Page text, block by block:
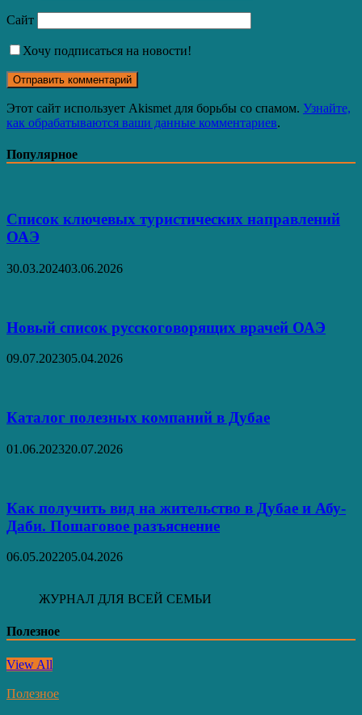
Сайт
Хочу подписаться на новости!
Этот сайт использует Akismet для борьбы со спамом. Узнайте,
как обрабатываются ваши данные комментариев.
Популярное
Список ключевых туристических направлений
ОАЭ
30.03.202403.06.2026
Новый список русскоговорящих врачей ОАЭ
09.07.202305.04.2026
Каталог полезных компаний в Дубае
01.06.202320.07.2026
Как получить вид на жительство в Дубае и Абу-
Даби. Пошаговое разъяснение
06.05.202205.04.2026
ЖУРНАЛ ДЛЯ ВСЕЙ СЕМЬИ
Полезное
View All
Полезное